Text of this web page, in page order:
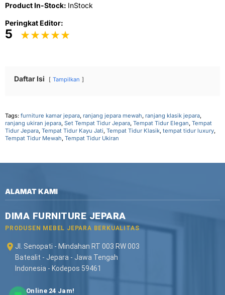
Product In-Stock: InStock
Peringkat Editor:
5
Daftar Isi Tampilkan
Tags: furniture kamar jepara, ranjang jepara mewah, ranjang klasik jepara,
ranjang ukiran jepara, Set Tempat Tidur Jepara, Tempat Tidur Elegan, Tempat
Tidur Jepara, Tempat Tidur Kayu Jati, Tempat Tidur Klasik, tempat tidur luxury,
Tempat Tidur Mewah, Tempat Tidur Ukiran
ALAMAT KAMI
DIMA FURNITURE JEPARA
PRODUSEN MEBEL JEPARA BERKUALITAS
Jl. Senopati - Mindahan RT 003 RW 003
Batealit - Jepara - Jawa Tengah
Indonesia - Kodepos 59461
Online 24 Jam!